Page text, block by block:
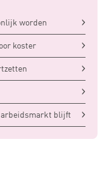
worden
koster
arbeidsmarkt blijft